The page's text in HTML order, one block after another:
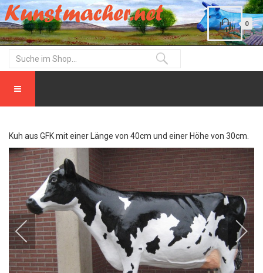
0
Kuh aus GFK mit einer Länge von 40cm und einer Höhe von 30cm.